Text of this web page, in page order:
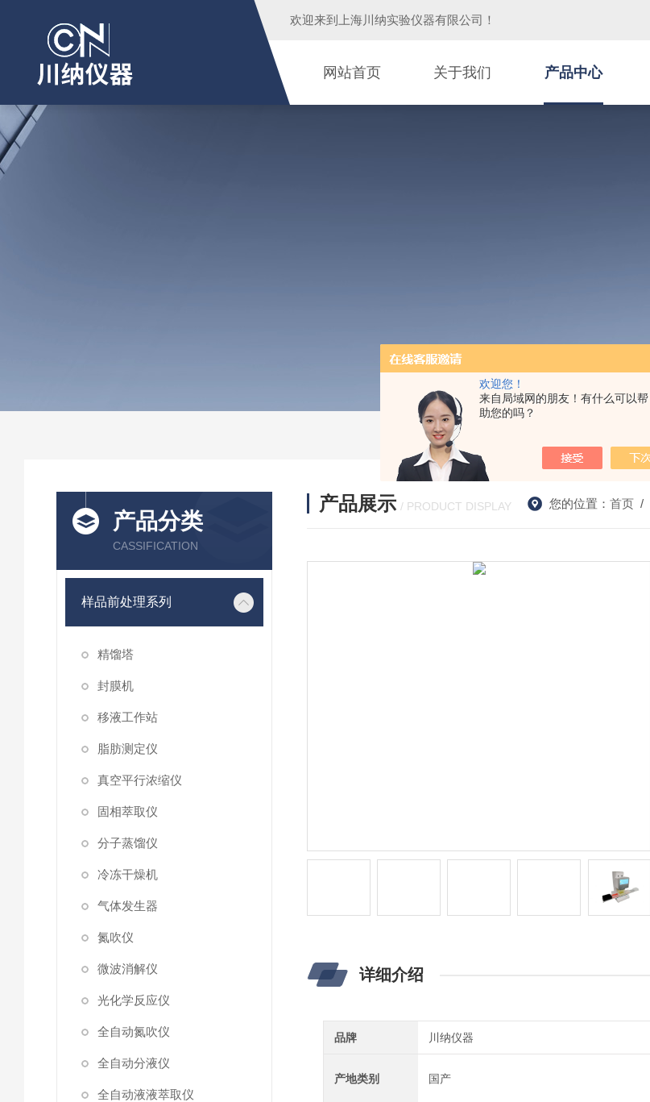
欢迎您！
来自局域网的朋友！有什么可以帮
助您的吗？
欢迎来到 上海川纳实验仪器有限公司 ！
网站首页 关于我们 产品中心
产品分类
CASSIFICATION
样品前处理系列
精馏塔
封膜机
移液工作站
脂肪测定仪
真空平行浓缩仪
固相萃取仪
分子蒸馏仪
冷冻干燥机
气体发生器
氮吹仪
微波消解仪
光化学反应仪
全自动氮吹仪
全自动分液仪
全自动液液萃取仪
产品展示 / PRODUCT DISPLAY 您的位置： 首页/
详细介绍
品牌 川纳仪器
产地类别 国产